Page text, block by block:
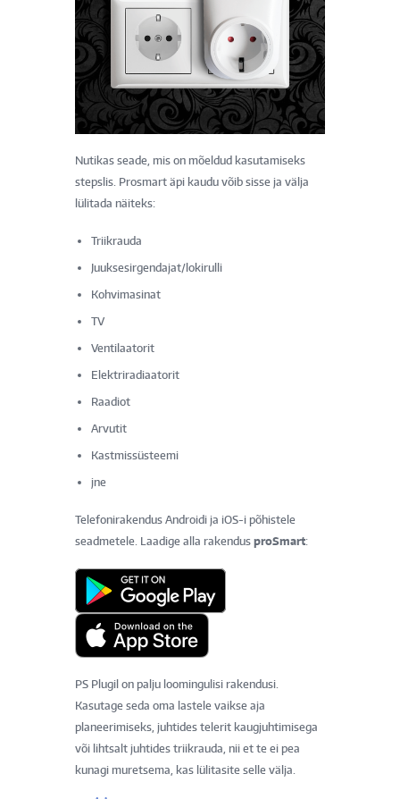
Nutikas seade, mis on mõeldud kasutamiseks
stepslis. Prosmart äpi kaudu võib sisse ja välja
lülitada näiteks:
Triikrauda
Juuksesirgendajat/lokirulli
Kohvimasinat
TV
Ventilaatorit
Elektriradiaatorit
Raadiot
Arvutit
Kastmissüsteemi
jne
Telefonirakendus Androidi ja iOS-i põhistele
seadmetele. Laadige alla rakendus proSmart:
PS Plugil on palju loomingulisi rakendusi.
Kasutage seda oma lastele vaikse aja
planeerimiseks, juhtides telerit kaugjuhtimisega
või lihtsalt juhtides triikrauda, nii et te ei pea
kunagi muretsema, kas lülitasite selle välja.